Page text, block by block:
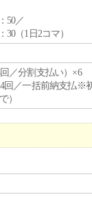
50／
30（1日2コマ）
回／分割支払い）×6
回／一括前納支払※
）